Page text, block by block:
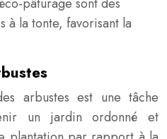
à la tonte, favorisant la
arbustes est une tâche
un jardin ordonné et